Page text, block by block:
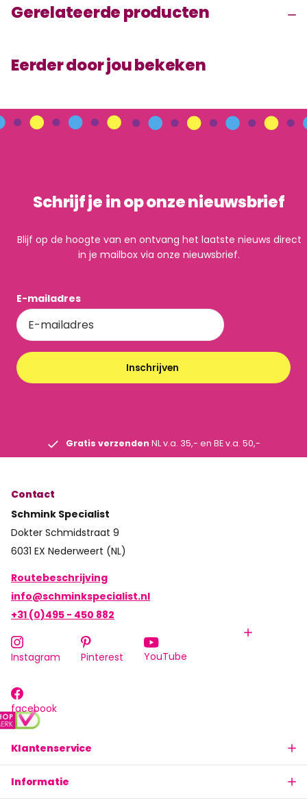
Gerelateerde producten
Eerder door jou bekeken
Schrijf je in op onze nieuwsbrief
Blijf op de hoogte van en ontvang het laatste nieuws direct
in je mailbox via onze nieuwsbrief.
E-mailadres
Inschrijven
Gratis verzenden NL v.a. 35,- en BE v.a. 50,-
Klantenservice
Informatie
Contact
Schmink Specialist
Dokter Schmidstraat 9
6031 EX Nederweert (NL)
Routebeschrijving
info@schminkspecialist.nl
+31 (0)495 - 450 882
Instagram Pinterest YouTube
facebook